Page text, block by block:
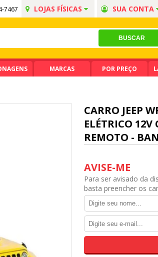
7467 LOJAS FÍSICAS SUA CONTA
MARCAS POR PREÇO
CARRO JEEP
ELÉTRICO
REMOTO -
AVISE-ME
Para ser avisado da
basta preencher os